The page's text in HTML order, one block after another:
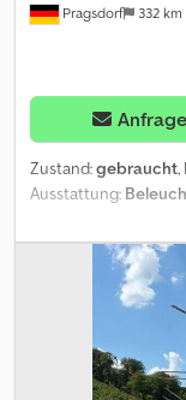
Pragsdorf 332 km
Zustand:gebraucht,
Ausstattung:
Stabrohrwalze,
Bremse,